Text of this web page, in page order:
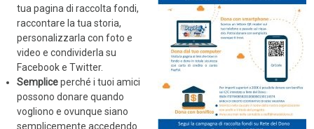
tua pagina di raccolta fondi,
raccontare la tua storia,
personalizzarla con foto e
video e condividerla su
Facebook e Twitter.
Sempliceperché i tuoi amici
possono donare quando
vogliono e ovunque siano
semplicemente accedendo